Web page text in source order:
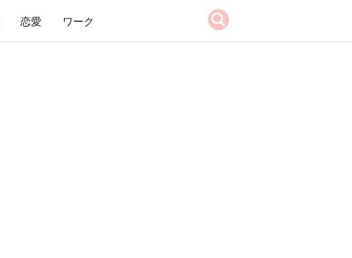
恋愛 ワーク